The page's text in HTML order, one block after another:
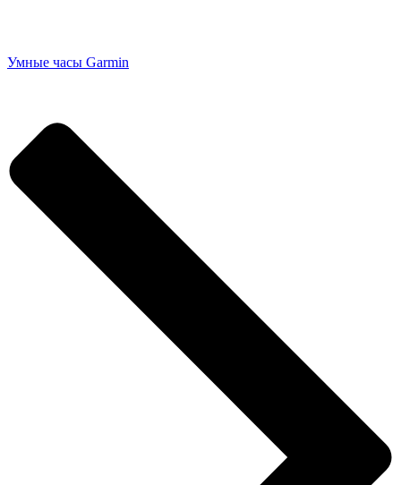
Умные часы Garmin